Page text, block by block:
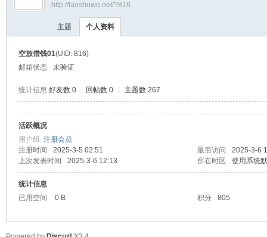
›
http://laoshuwo.net/?816
主题 个人资料
空放借钱01(UID: 816)
邮箱状态
未验证
统计信息 好友数 0 回帖数 0 主题数 267
活跃概况
用户组 注册会员
注册时间
2025-3-5 02:51 最后访问
2025-3-6
上次发表时间
2025-3-6 12:13 所在时区 使用系统
统计信息
已用空间
0 B 积分 805